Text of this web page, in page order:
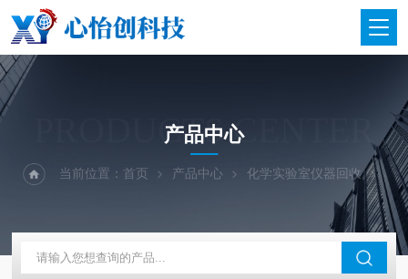
PRODUCTS CENTER
产品中心
当前位置： 首页 产品中心 化学实验室仪器回收